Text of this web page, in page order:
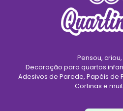
Pensou,
Decoração para quartos
Adesivos de Parede, Papéis de
Cortinas e